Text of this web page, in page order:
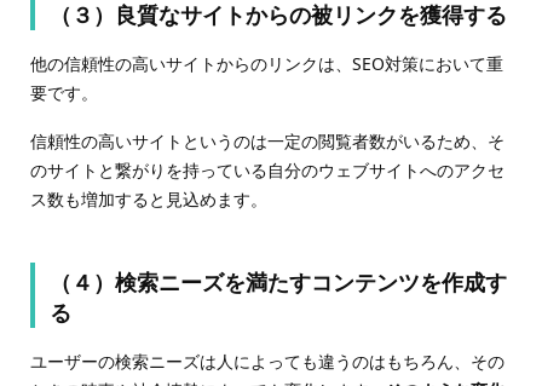
（３）良質なサイトからの被リンクを獲得する
他の信頼性の高いサイトからのリンクは、SEO対策において重
要です。
信頼性の高いサイトというのは一定の閲覧者数がいるため、そ
のサイトと繋がりを持っている自分のウェブサイトへのアクセ
ス数も増加すると見込めます。
（４）検索ニーズを満たすコンテンツを作成す
る
ユーザーの検索ニーズは人によっても違うのはもちろん、その